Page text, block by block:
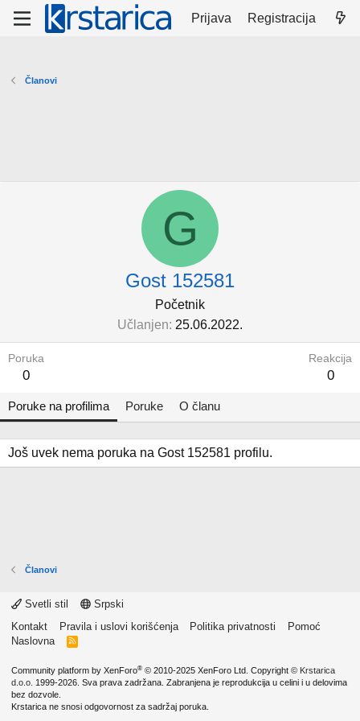
Prijava Registracija
Članovi
G
Gost 152581
Početnik
Učlanjen 25.06.2022.
Poruka
0
Reakcija
0
Poruke na profilima Poruke O članu
Još uvek nema poruka na Gost 152581 profilu.
Članovi
Svetli stil
Srpski
Kontakt
Pravila i uslovi korišćenja Politika privatnosti
Pomoć
Naslovna
R
Community platform by XenForo® © 2010-2025 XenForo Ltd. Copyright © Krstarica
d.o.o. 1999-2026. Sva prava zadržana. Zabranjena je reprodukcija u celini i u delovima
bez dozvole.
Krstarica ne snosi odgovornost za sadržaj poruka.